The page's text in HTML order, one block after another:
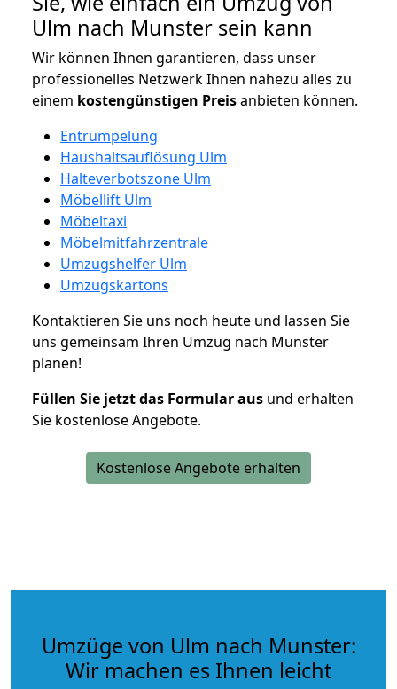
Ulm nach Munster sein kann
Wir können Ihnen garantieren, dass unser
professionelles Netzwerk Ihnen nahezu alles zu
einem kostengünstigen Preisanbieten können.
Entrümpelung
Haushaltsauflösung Ulm
Halteverbotszone Ulm
Möbellift Ulm
Möbeltaxi
Möbelmitfahrzentrale
Umzugshelfer Ulm
Umzugskartons
Kontaktieren Sie uns noch heute und lassen Sie
uns gemeinsam Ihren Umzug nach Munster
planen!
Füllen Sie jetzt das Formular aus und erhalten
Sie kostenlose Angebote.
Kostenlose Angebote erhalten
Umzüge von Ulm nach Munster:
Wir machen es Ihnen leicht